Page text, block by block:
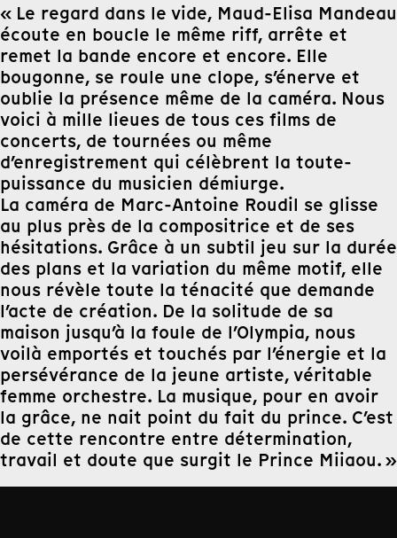
« Le regard dans le vide, Maud-Elisa Mandeau
écoute en boucle le même riff, arrête et
remet la bande encore et encore. Elle
bougonne, se roule une clope, s’énerve et
oublie la présence même de la caméra. Nous
voici à mille lieues de tous ces films de
concerts, de tournées ou même
d’enregistrement qui célèbrent la toute-
puissance du musicien démiurge.
La caméra de Marc-Antoine Roudil se glisse
au plus près de la compositrice et de ses
hésitations. Grâce à un subtil jeu sur la durée
des plans et la variation du même motif, elle
nous révèle toute la ténacité que demande
l’acte de création. De la solitude de sa
maison jusqu’à la foule de l’Olympia, nous
voilà emportés et touchés par l’énergie et la
persévérance de la jeune artiste, véritable
femme orchestre. La musique, pour en avoir
la grâce, ne nait point du fait du prince. C’est
de cette rencontre entre détermination,
travail et doute que surgit le Prince Miiaou. »